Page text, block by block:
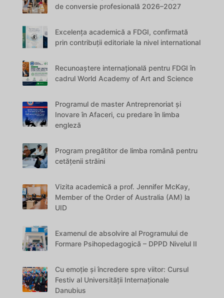
de conversie profesională 2026–2027
Excelența academică a FDGI, confirmată
prin contribuții editoriale la nivel international
Recunoaștere internațională pentru FDGI în
cadrul World Academy of Art and Science
Programul de master Antreprenoriat și
Inovare în Afaceri, cu predare în limba
engleză
Program pregătitor de limba română pentru
cetățenii străini
Vizita academică a prof. Jennifer McKay,
Member of the Order of Australia (AM) la
UID
Examenul de absolvire al Programului de
Formare Psihopedagogică – DPPD Nivelul II
Cu emoție și încredere spre viitor: Cursul
Festiv al Universității Internaționale
Danubius